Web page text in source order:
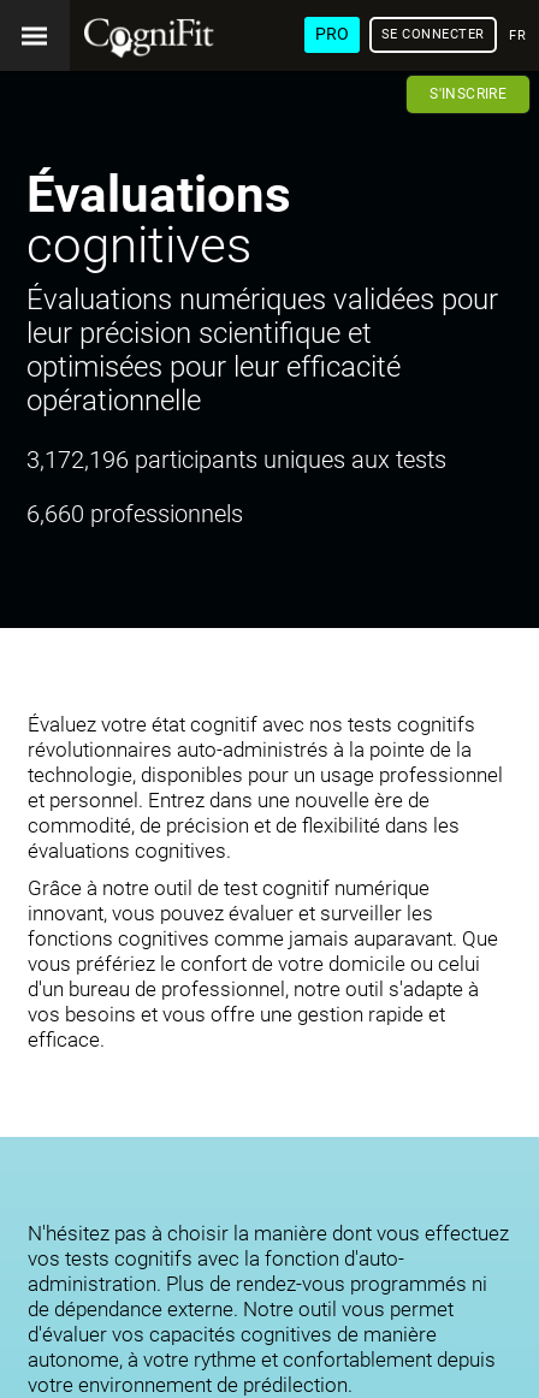
PRO SE CONNECTER
S'INSCRIRE
Évaluations
cognitives
Évaluations numériques validées pour
leur précision scientifique et
optimisées pour leur efficacité
opérationnelle
3,172,196 participants uniques aux tests
6,660 professionnels
Évaluez votre état cognitif avec nos tests cognitifs
révolutionnaires auto-administrés à la pointe de la
technologie, disponibles pour un usage professionnel
et personnel. Entrez dans une nouvelle ère de
commodité, de précision et de flexibilité dans les
évaluations cognitives.
Grâce à notre outil de test cognitif numérique
innovant, vous pouvez évaluer et surveiller les
fonctions cognitives comme jamais auparavant. Que
vous préfériez le confort de votre domicile ou celui
d'un bureau de professionnel, notre outil s'adapte à
vos besoins et vous offre une gestion rapide et
efficace.
N'hésitez pas à choisir la manière dont vous effectuez
vos tests cognitifs avec la fonction d'auto-
administration. Plus de rendez-vous programmés ni
de dépendance externe. Notre outil vous permet
d'évaluer vos capacités cognitives de manière
autonome, à votre rythme et confortablement depuis
votre environnement de prédilection.